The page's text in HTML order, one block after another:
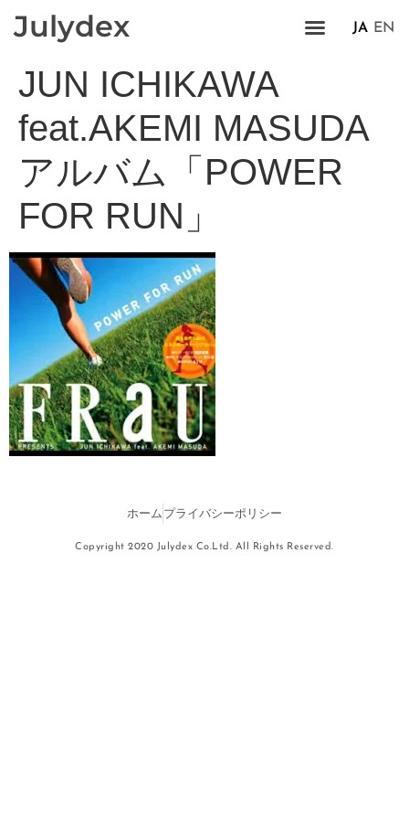
Julydex JA EN
JUN ICHIKAWA
feat.AKEMI MASUDA
アルバム「POWER
FOR RUN」
ホーム プライバシーポリシー
Copyright 2020 Julydex Co.Ltd. All Rights Reserved.